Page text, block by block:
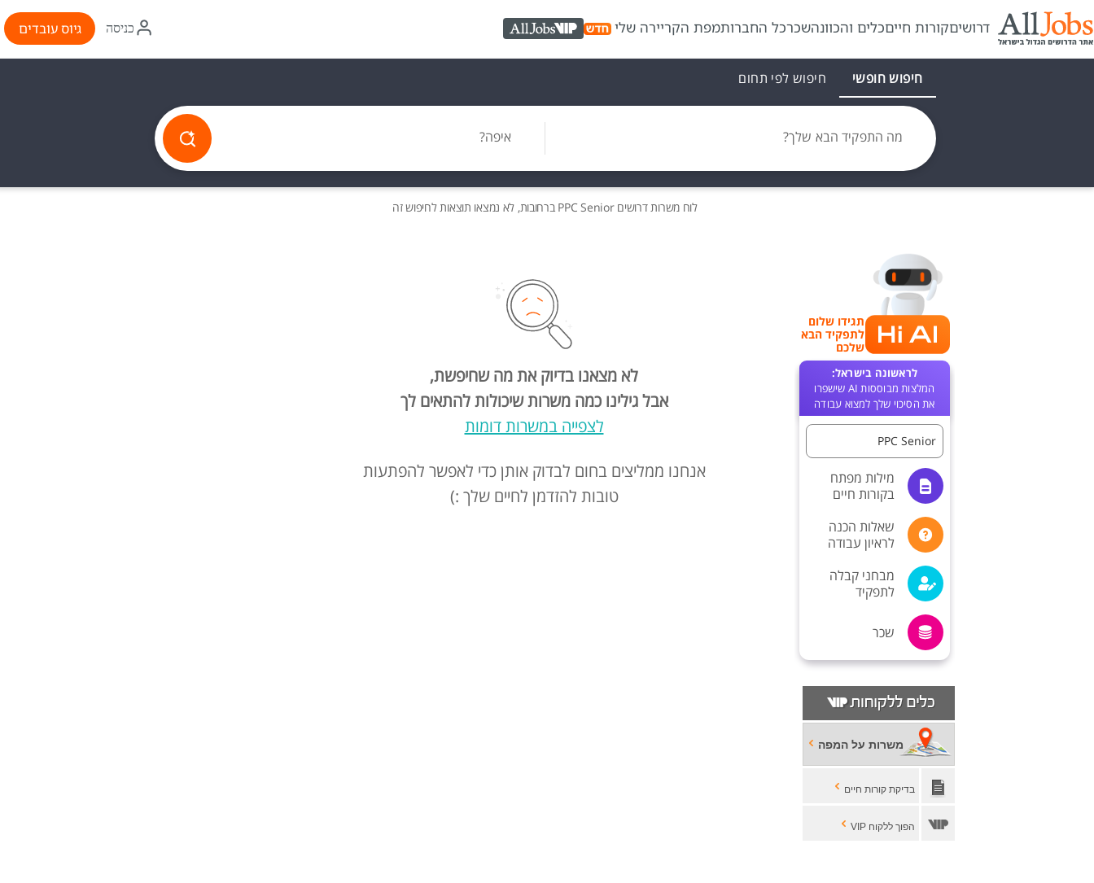
דרושיםקורות חייםכלים והכוונהשכרכל החברותמפת הקריירה שלי AllJobs VIP
איקון
התחברות
כניסה גיוס עובדים
חיפוש חופשי חיפוש לפי תחום
מה התפקיד הבא שלך? איפה?
לוח משרותדרושים PPC Senior ברחובות, לא נמצאו תוצאות לחיפוש זה
תגידו שלום
לתפקיד הבא
שלכם
לראשונה בישראל:
המלצות מבוססות AI שישפרו
את הסיכוי שלך למצוא עבודה
PPC Senior
מילות מפתח
בקורות חיים
שאלות הכנה
לראיון עבודה
מבחני קבלה
לתפקיד
שכר
משרות על המפה
בדיקת קורות חיים
הפוך ללקוח VIP
לא מצאנו בדיוק את מה שחיפשת,
אבל גילינו כמה משרות שיכולות להתאים לך
לצפייה במשרות דומות
אנחנו ממליצים בחום לבדוק אותן כדי לאפשר להפתעות
טובות להזדמן לחיים שלך :)